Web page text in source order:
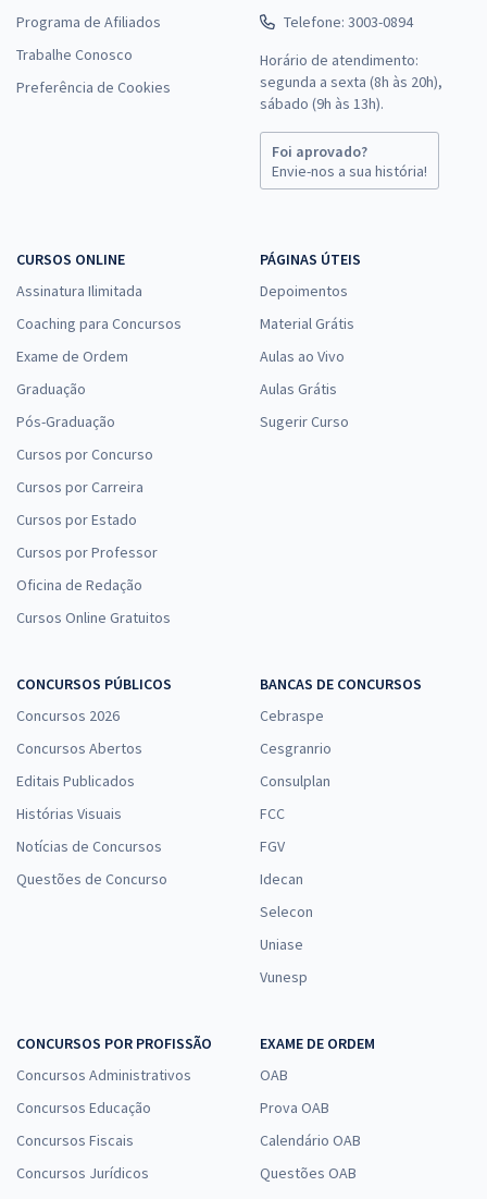
Programa de Afiliados
Trabalhe Conosco
Preferência de Cookies
Telefone: 3003-0894
Horário de atendimento:
segunda a sexta (8h às 20h),
sábado (9h às 13h).
Foi aprovado?
Envie-nos a sua história!
CURSOS ONLINE
Assinatura Ilimitada
Coaching para Concursos
Exame de Ordem
Graduação
Pós-Graduação
Cursos por Concurso
Cursos por Carreira
Cursos por Estado
Cursos por Professor
Oficina de Redação
Cursos Online Gratuitos
PÁGINAS ÚTEIS
Depoimentos
Material Grátis
Aulas ao Vivo
Aulas Grátis
Sugerir Curso
CONCURSOS PÚBLICOS
Concursos 2026
Concursos Abertos
Editais Publicados
Histórias Visuais
Notícias de Concursos
Questões de Concurso
BANCAS DE CONCURSOS
Cebraspe
Cesgranrio
Consulplan
FCC
FGV
Idecan
Selecon
Uniase
Vunesp
CONCURSOS POR PROFISSÃO
Concursos Administrativos
Concursos Educação
Concursos Fiscais
Concursos Jurídicos
EXAME DE ORDEM
OAB
Prova OAB
Calendário OAB
Questões OAB